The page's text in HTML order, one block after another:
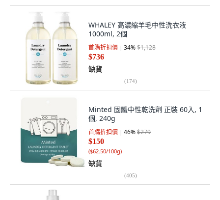
WHALEY 高濃縮羊毛中性洗衣液
1000ml, 2個
首購折扣價 34%$1,128
$736
缺貨
(174)
Minted 固體中性乾洗劑 正裝 60入, 1
個, 240g
首購折扣價 46%$279
$150
($62.50/100g)
缺貨
(405)